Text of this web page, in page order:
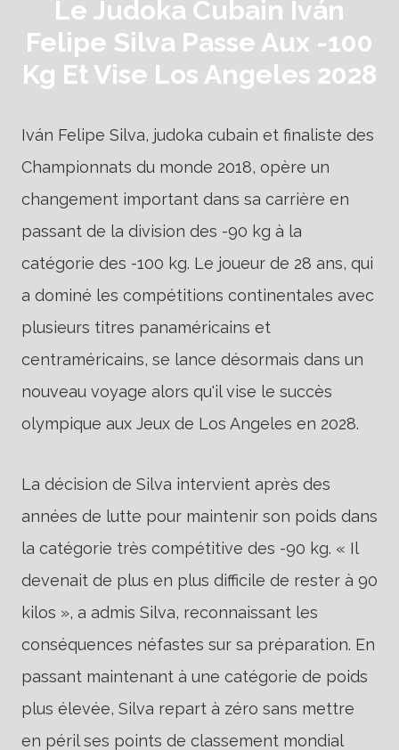
Le Judoka Cubain Iván
Felipe Silva Passe Aux -100
Kg Et Vise Los Angeles 2028
Iván Felipe Silva, judoka cubain et finaliste des
Championnats du monde 2018, opère un
changement important dans sa carrière en
passant de la division des -90 kg à la
catégorie des -100 kg. Le joueur de 28 ans, qui
a dominé les compétitions continentales avec
plusieurs titres panaméricains et
centraméricains, se lance désormais dans un
nouveau voyage alors qu'il vise le succès
olympique aux Jeux de Los Angeles en 2028.
La décision de Silva intervient après des
années de lutte pour maintenir son poids dans
la catégorie très compétitive des -90 kg. « Il
devenait de plus en plus difficile de rester à 90
kilos », a admis Silva, reconnaissant les
conséquences néfastes sur sa préparation. En
passant maintenant à une catégorie de poids
plus élevée, Silva repart à zéro sans mettre
en péril ses points de classement mondial